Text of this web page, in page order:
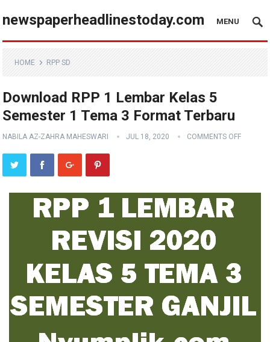
newspaperheadlinestoday.com MENU
HOME RPP SD
Download RPP 1 Lembar Kelas 5
Semester 1 Tema 3 Format Terbaru
NABILA AZ-ZAHRA MAHESWARI JUL 18, 2020 COMMENTS OFF